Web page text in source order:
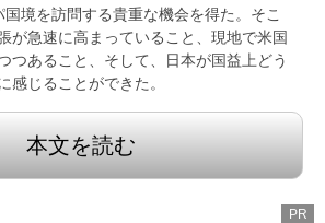
境を訪問する貴重な機会を得た。そこ
が急速に高まっていること、現地で米国
つあること、そして、日本が国益上どう
感じることができた。
本文を読む
PR